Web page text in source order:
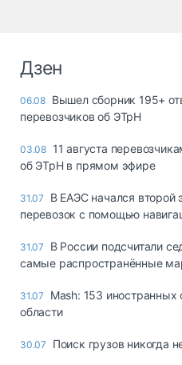
Дзен
06.08 Вышел сборник 195+
перевозчиков об ЭТрН
03.08 11 августа
об ЭТрН в прямом эфире
31.07
В ЕАЭС начался второй
перевозок с помощью
31.07
В России подсчитали
самые распространённые
31.07
Mash: 153
области
30.07 Поиск грузов никогда